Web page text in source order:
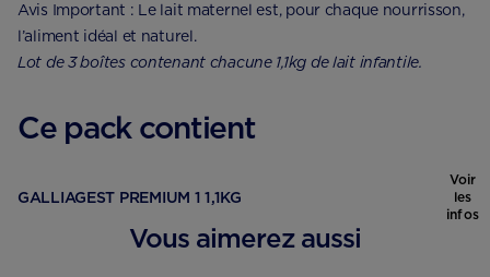
Avis Important : Le lait maternel est, pour chaque nourrisson,
l’aliment idéal et naturel.
Lot de 3 boîtes contenant chacune 1,1kg de lait infantile.
Ce pack contient
GALLIAGEST PREMIUM 1 1,1KG
Voir
les
infos
Vous aimerez aussi